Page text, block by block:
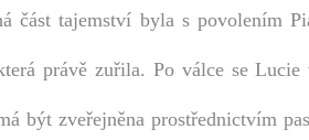
část tajemství byla s povolením
právě zuřila. Po válce se
být zveřejněna prostřednictvím